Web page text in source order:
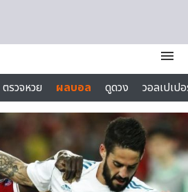
menu
ตรวจหวย ผลบอล ดูดวง
วอลเปเป